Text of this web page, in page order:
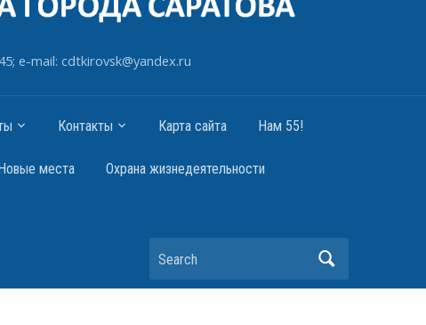
e-mail: cdtkirovsk@yandex.ru
Контакты Карта сайта Нам 55!
места Охрана жизнедеятельности
Search